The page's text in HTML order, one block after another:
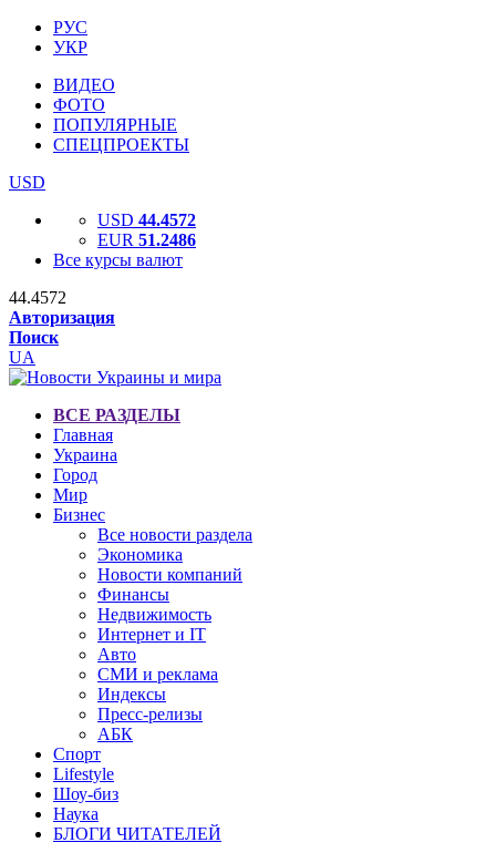
РУС
УКР
ВИДЕО
ФОТО
ПОПУЛЯРНЫЕ
СПЕЦПРОЕКТЫ
USD
USD 44.4572
EUR 51.2486
Все курсы валют
44.4572
Авторизация
Поиск
UA
ВСЕ РАЗДЕЛЫ
Главная
Украина
Город
Мир
Бизнес
Все новости раздела
Экономика
Новости компаний
Финансы
Недвижимость
Интернет и IT
Авто
СМИ и реклама
Индексы
Пресс-релизы
АБК
Спорт
Lifestyle
Шоу-биз
Наука
БЛОГИ ЧИТАТЕЛЕЙ